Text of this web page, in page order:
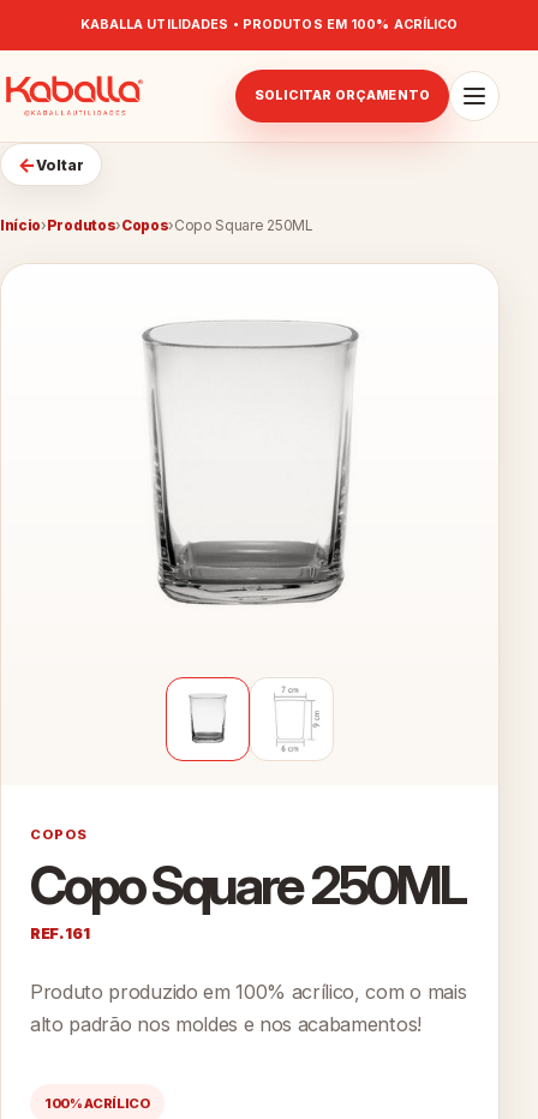
KABALLA UTILIDADES • PRODUTOS EM 100% ACRÍLICO
SOLICITAR ORÇAMENTO
←Voltar
Início› Produtos›Copos›Copo Square 250ML
COPOS
Copo Square 250ML
REF. 161
Produto produzido em 100% acrílico, com o mais
alto padrão nos moldes e nos acabamentos!
100% ACRÍLICO